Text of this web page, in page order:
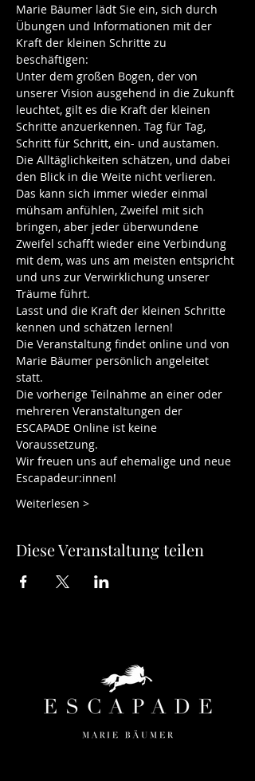
Marie Bäumer lädt Sie ein, sich durch
Übungen und Informationen mit der
Kraft der kleinen Schritte zu
beschäftigen:
Unter dem großen Bogen, der von
unserer Vision ausgehend in die Zukunft
leuchtet, gilt es die Kraft der kleinen
Schritte anzuerkennen. Tag für Tag,
Schritt für Schritt, ein- und austamen.
Die Alltäglichkeiten schätzen, und dabei
den Blick in die Weite nicht verlieren.
Das kann sich immer wieder einmal
mühsam anfühlen, Zweifel mit sich
bringen, aber jeder überwundene
Zweifel schafft wieder eine Verbindung
mit dem, was uns am meisten entspricht
und uns zur Verwirklichung unserer
Träume führt.
Lasst und die Kraft der kleinen Schritte
kennen und schätzen lernen!
Die Veranstaltung findet online und von
Marie Bäumer persönlich angeleitet
statt.
Die vorherige Teilnahme an einer oder
mehreren Veranstaltungen der
ESCAPADE Online ist keine
Voraussetzung.
Wir freuen uns auf ehemalige und neue
Escapadeur:innen!
Weiterlesen >
Diese Veranstaltung teilen